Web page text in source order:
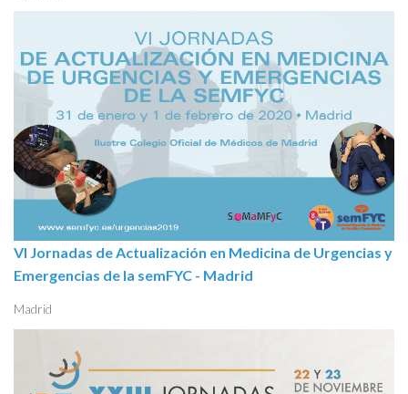
VI Jornadas de Actualización en Medicina de Urgencias y
Emergencias de la semFYC - Madrid
Madrid